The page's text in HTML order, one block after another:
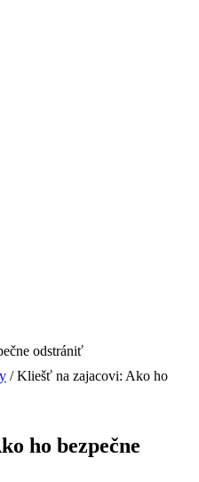
/ Kliešť na zajacovi: Ako ho
ho bezpečne